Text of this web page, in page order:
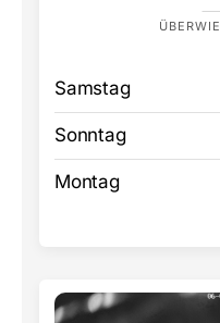
Samstag
Sonntag
Montag